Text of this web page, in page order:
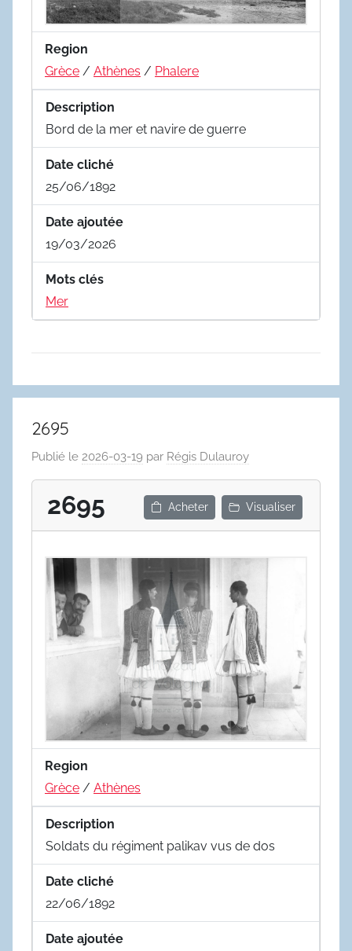
Region
Grèce / Athènes / Phalere
Description
Bord de la mer et navire de guerre
Date cliché
25/06/1892
Date ajoutée
19/03/2026
Mots clés
Mer
2695
Publié le 2026-03-19 par Régis Dulauroy
2695 Acheter Visualiser
Region
Grèce / Athènes
Description
Soldats du régiment palikav vus de dos
Date cliché
22/06/1892
Date ajoutée